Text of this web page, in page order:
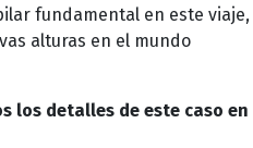
fundamental en este viaje,
alturas en el mundo
los detalles de este caso en